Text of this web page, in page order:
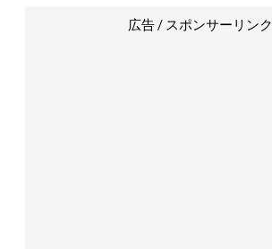
広告 / スポンサーリンク